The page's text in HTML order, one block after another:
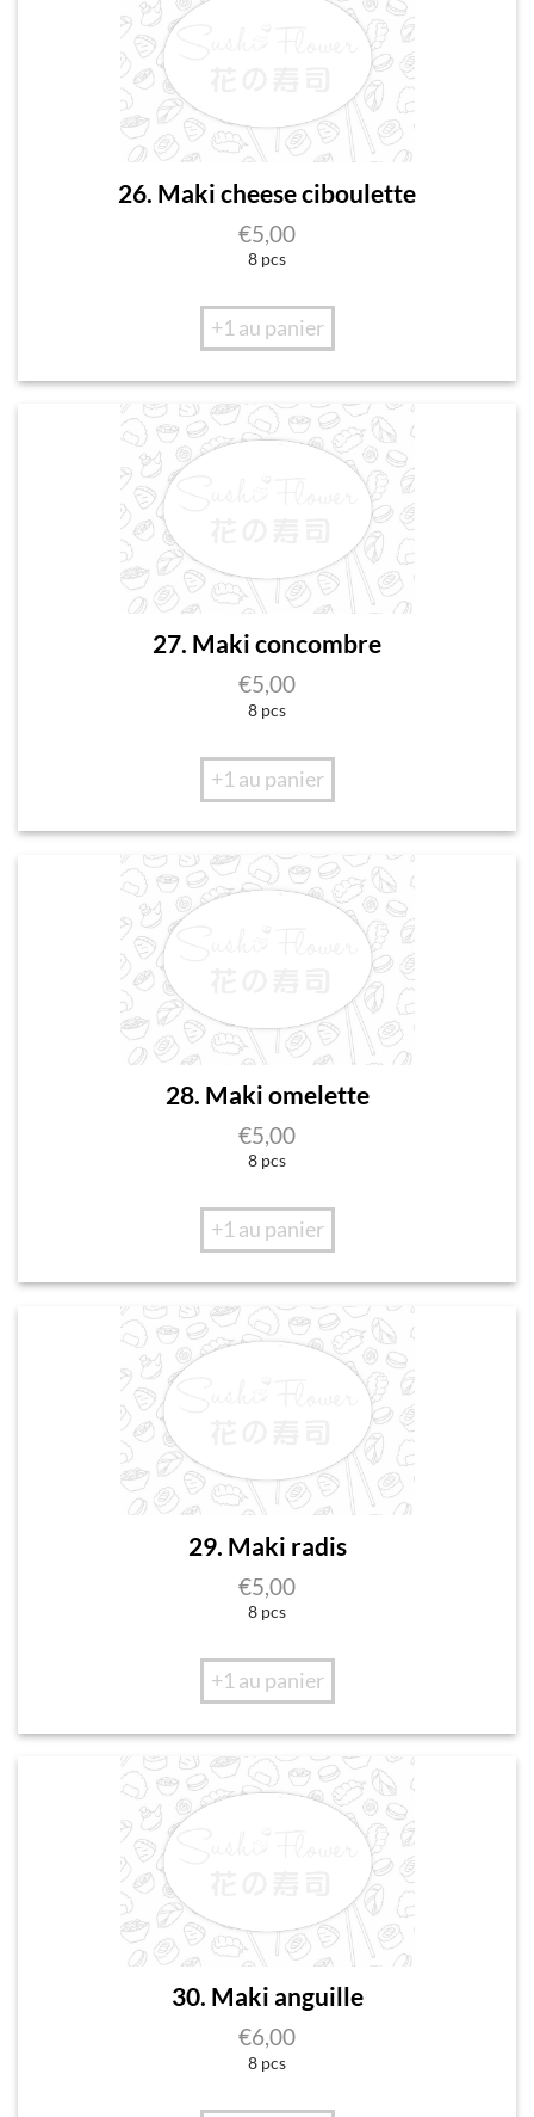
26. Maki cheese ciboulette
€5,00
8 pcs
+1 au panier
27. Maki concombre
€5,00
8 pcs
+1 au panier
28. Maki omelette
€5,00
8 pcs
+1 au panier
29. Maki radis
€5,00
8 pcs
+1 au panier
30. Maki anguille
€6,00
8 pcs